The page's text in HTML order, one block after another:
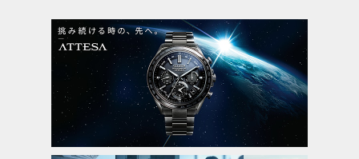
パワーセーブ機能
ライトレベル インディケーター
フル充電時約5年可動(パワーセーブ作動
時)
衛星電波受信機能
位置情報取得機能
パーペチュアルカレンダー
デイ＆デイト表示